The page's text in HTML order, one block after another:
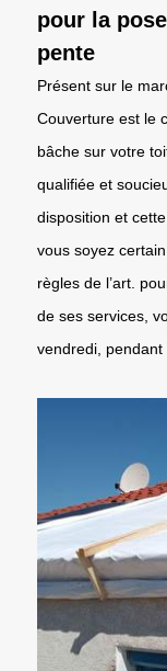
pour la
pente
Présent sur le
Couverture est le
bâche sur votre
qualifiée et
disposition et
vous soyez
règles de l’art.
de ses services,
vendredi, pendant